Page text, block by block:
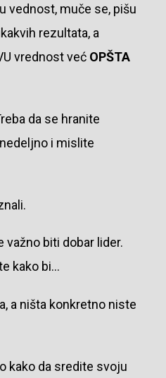
vednost, muče se, pišu
rezultata, a
vrednost već OPŠTA
da se hranite
i mislite
važno biti dobar lider.
kako bi…
a ništa konkretno niste
kako da sredite svoju